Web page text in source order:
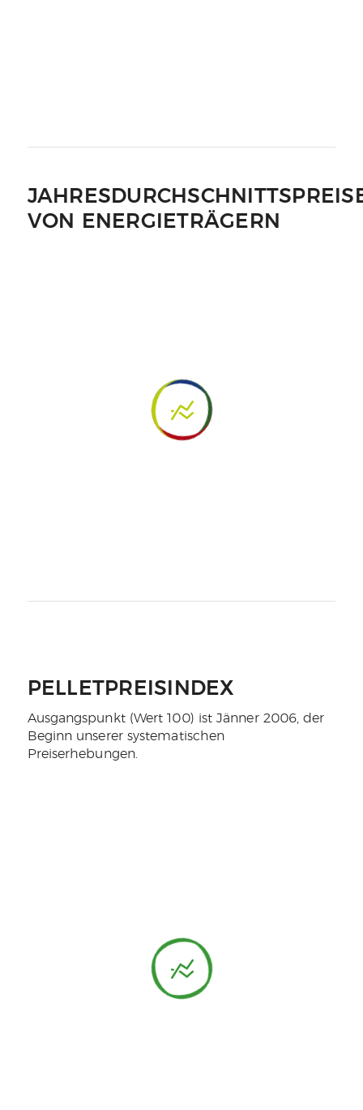
VON ENERGIETRÄGERN
PELLETPREISINDEX
Ausgangspunkt (Wert 100) ist Jänner 2006, der
Beginn unserer systematischen
Preiserhebungen.